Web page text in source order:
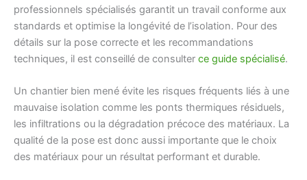
professionnels spécialisés garantit un travail conforme aux
standards et optimise la longévité de l’isolation. Pour des
détails sur la pose correcte et les recommandations
techniques, il est conseillé de consulter ce guide spécialisé.
Un chantier bien mené évite les risques fréquents liés à une
mauvaise isolation comme les ponts thermiques résiduels,
les infiltrations ou la dégradation précoce des matériaux. La
qualité de la pose est donc aussi importante que le choix
des matériaux pour un résultat performant et durable.